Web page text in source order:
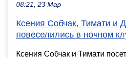
08:21, 23 Мар
Ксения Собчак, Тимати и
повеселились в ночном
Ксения Собчак и Тимати